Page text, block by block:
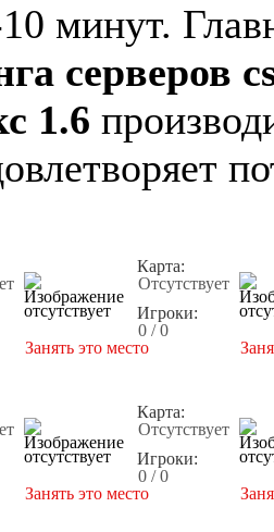
минут.
серверов
1.6
Карта:
Отсутствует
Игроки:
0 / 0
Занять это место
Карта:
Отсутствует
Игроки:
0 / 0
Занять это место